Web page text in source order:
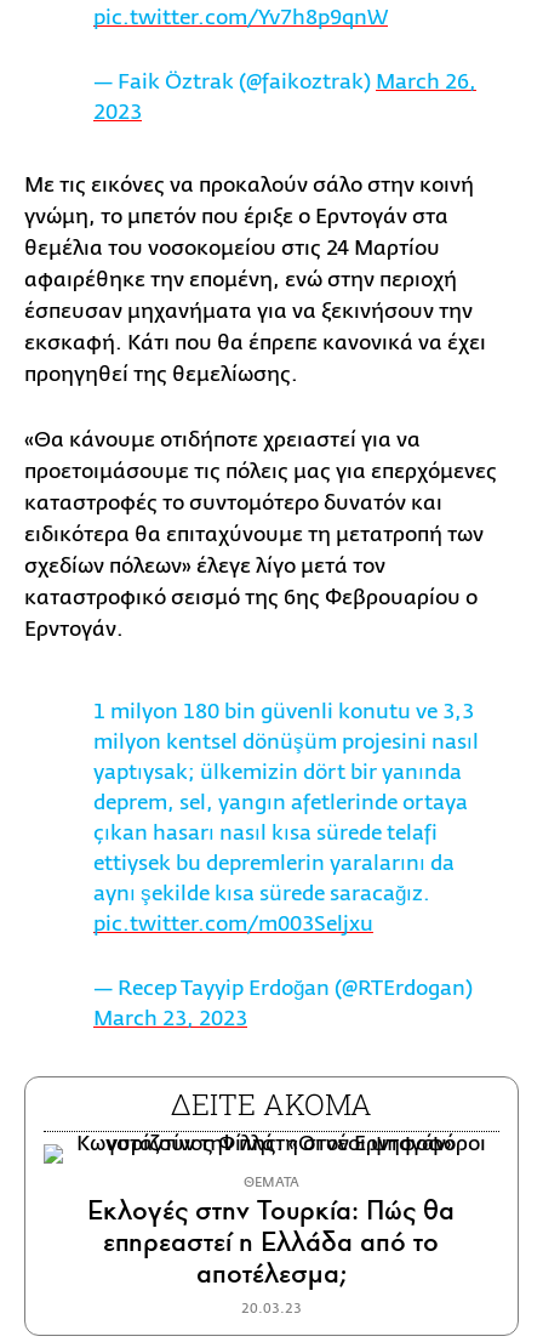
pic.twitter.com/Yv7h8p9qnW
— Faik Öztrak (@faikoztrak) March 26,
2023
Με τις εικόνες να προκαλούν σάλο στην κοινή
γνώμη, το μπετόν που έριξε ο Ερντογάν στα
θεμέλια του νοσοκομείου στις 24 Μαρτίου
αφαιρέθηκε την επομένη, ενώ στην περιοχή
έσπευσαν μηχανήματα για να ξεκινήσουν την
εκσκαφή. Κάτι που θα έπρεπε κανονικά να έχει
προηγηθεί της θεμελίωσης.
«Θα κάνουμε οτιδήποτε χρειαστεί για να
προετοιμάσουμε τις πόλεις μας για επερχόμενες
καταστροφές το συντομότερο δυνατόν και
ειδικότερα θα επιταχύνουμε τη μετατροπή των
σχεδίων πόλεων» έλεγε λίγο μετά τον
καταστροφικό σεισμό της 6ης Φεβρουαρίου ο
Ερντογάν.
1 milyon 180 bin güvenli konutu ve 3,3
milyon kentsel dönüşüm projesini nasıl
yaptıysak; ülkemizin dört bir yanında
deprem, sel, yangın afetlerinde ortaya
çıkan hasarı nasıl kısa sürede telafi
ettiysek bu depremlerin yaralarını da
aynı şekilde kısa sürede saracağız.
pic.twitter.com/m003Seljxu
— Recep Tayyip Erdoğan (@RTErdogan)
March 23, 2023
ΔΕΙΤΕ ΑΚΟΜΑ
ΘΕΜΑΤΑ
Εκλογές στην Τουρκία: Πώς θα
επηρεαστεί η Ελλάδα από το
αποτέλεσμα;
20.03.23